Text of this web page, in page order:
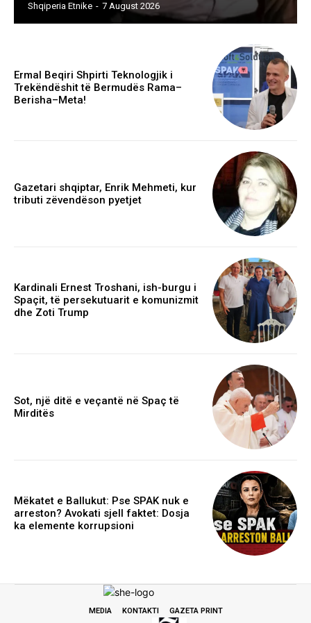
Shqiperia Etnike - 7 August 2026
Ermal Beqiri Shpirti Teknologjik i
Trekëndëshit të Bermudës Rama–
Berisha–Meta!
Gazetari shqiptar, Enrik Mehmeti, kur
tributi zëvendëson pyetjet
Kardinali Ernest Troshani, ish-burgu i
Spaçit, të persekutuarit e komunizmit
dhe Zoti Trump
Sot, një ditë e veçantë në Spaç të
Mirditës
Mëkatet e Ballukut: Pse SPAK nuk e
arreston? Avokati sjell faktet: Dosja
ka elemente korrupsioni
MEDIA KONTAKTI GAZETA PRINT